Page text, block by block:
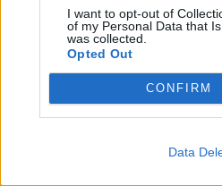
I want to opt-out of
of my Personal Data that
was collected.
Opted Out
CONFIRM
Data
Pełnomocnictwo pocztowe. Sprawa,
Karuzela stanowisk w państwowych
ministra Balczuna